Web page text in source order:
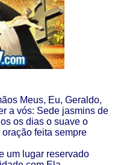
Meus, Eu, Geraldo,
a vós: Sede jasmins de
os dias o suave o
feita sempre
um lugar reservado